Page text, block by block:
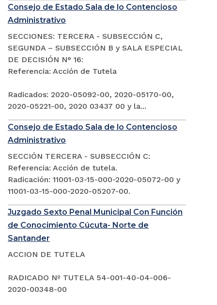
Consejo de Estado Sala de lo Contencioso
Administrativo
SECCIONES: TERCERA - SUBSECCIÓN C,
SEGUNDA – SUBSECCIÓN B y SALA ESPECIAL
DE DECISIÓN N° 16:
Referencia: Acción de Tutela
Radicados: 2020-05092-00, 2020-05170-00,
2020-05221-00, 2020 03437 00 y la...
Consejo de Estado Sala de lo Contencioso
Administrativo
SECCIÓN TERCERA - SUBSECCIÓN C:
Referencia: Acción de tutela.
Radicación: 11001-03-15-000-2020-05072-00 y
11001-03-15-000-2020-05207-00.
Juzgado Sexto Penal Municipal Con Función
de Conocimiento Cúcuta- Norte de
Santander
ACCION DE TUTELA
RADICADO Nº TUTELA 54-001-40-04-006-
2020-00348-00